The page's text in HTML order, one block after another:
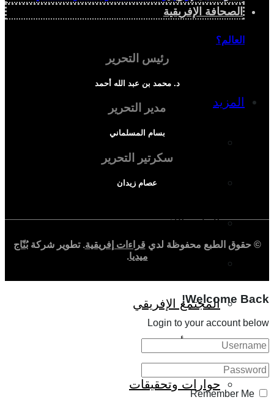
العالم؟
المزيد
إفريقيا في المؤشرات
الحالة الدينية
الملف الإفريقي
الصحافة الإفريقية
المجتمع الإفريقي
حوارات وتحقيقات
الصحافة الإفريقية
رئيس التحرير
د. محمد بن عبد الله أحمد
مدير التحرير
بسام المسلماني
سكرتير التحرير
عصام زيدان
© حقوق الطبع محفوظة لدي قراءات إفريقية. تطوير شركةبُنّاج
ميديا.
Welcome Back!
Login to your account below
Remember Me